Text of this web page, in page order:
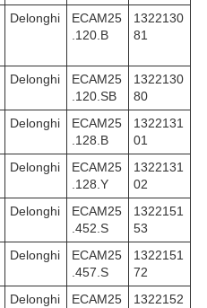
Delonghi
ECAM25
.120.B
1322130
81
Delonghi
ECAM25
.120.SB
1322130
80
Delonghi
ECAM25
.128.B
1322131
01
Delonghi
ECAM25
.128.Y
1322131
02
Delonghi
ECAM25
.452.S
1322151
53
Delonghi
ECAM25
.457.S
1322151
72
Delonghi
ECAM25
1322152